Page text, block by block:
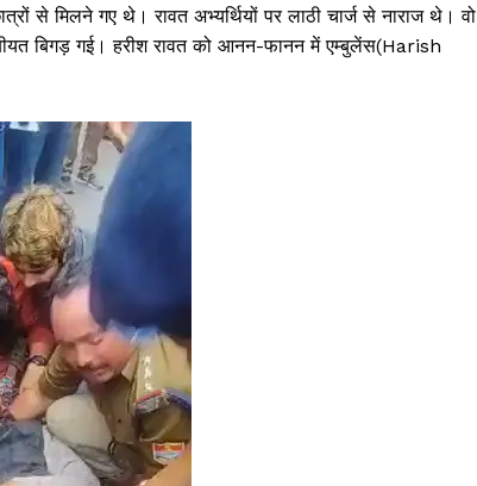
Company
से मिलने गए थे। रावत अभ्यर्थियों पर लाठी चार्ज से नाराज थे। वो
बिगड़ गई। हरीश रावत को आनन-फानन में एम्बुलेंस(Harish